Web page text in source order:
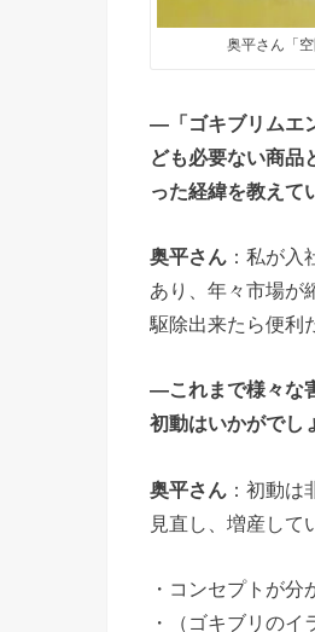
奥平さん「
―「ゴキブリムエ
ども必要ない商品
った経緯を教えて
奥平さん ：私が
あり、年々市場が
駆除出来たら便利
―これまで様々な
初動はいかがでし
奥平さん ：初動
見直し、増産して
・コンセプトが分
・（ゴキブリの